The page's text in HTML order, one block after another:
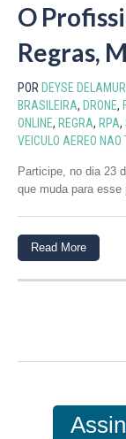
O
Regras,
POR DEYSE
BRASILEIRA, DRONE,
ONLINE, REGRA, RPA,
VEICULO AEREO NAO
Participe, no dia 23
que muda para esse
Read More